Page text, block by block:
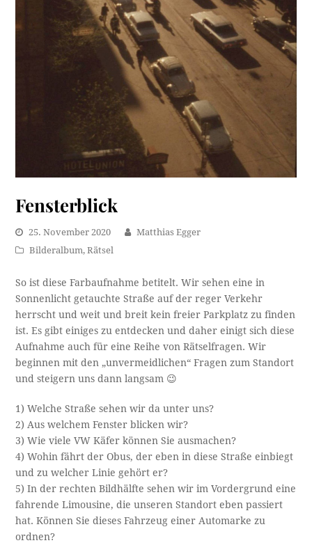
Fensterblick
25. November 2020
Matthias Egger
Bilderalbum,Rätsel
So ist diese Farbaufnahme betitelt. Wir sehen eine in
Sonnenlicht getauchte Straße auf der reger Verkehr
herrscht und weit und breit kein freier Parkplatz zu finden
ist. Es gibt einiges zu entdecken und daher einigt sich diese
Aufnahme auch für eine Reihe von Rätselfragen. Wir
beginnen mit den „unvermeidlichen“ Fragen zum Standort
und steigern uns dann langsam 😉
1) Welche Straße sehen wir da unter uns?
2) Aus welchem Fenster blicken wir?
3) Wie viele VW Käfer können Sie ausmachen?
4) Wohin fährt der Obus, der eben in diese Straße einbiegt
und zu welcher Linie gehört er?
5) In der rechten Bildhälfte sehen wir im Vordergrund eine
fahrende Limousine, die unseren Standort eben passiert
hat. Können Sie dieses Fahrzeug einer Automarke zu
ordnen?